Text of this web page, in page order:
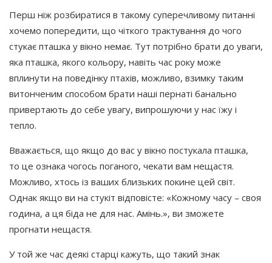
Перш ніж розбиратися в такому суперечливому питанні
хочемо попередити, що чіткого трактування до чого
стукає пташка у вікно немає. Тут потрібно брати до уваги,
яка пташка, якого кольору, навіть час року може
вплинути на поведінку птахів, можливо, взимку таким
витонченим способом брати наші пернаті банально
привертають до себе увагу, випрошуючи у нас їжу і
тепло.
Вважається, що якщо до вас у вікно постукала пташка,
то це ознака чогось поганого, чекати вам нещастя.
Можливо, хтось із ваших близьких покине цей світ.
Однак якщо ви на стукіт відповісте: «Кожному часу – своя
година, а ця біда не для нас. Амінь.», ви зможете
прогнати нещастя.
У той же час деякі старці кажуть, що такий знак